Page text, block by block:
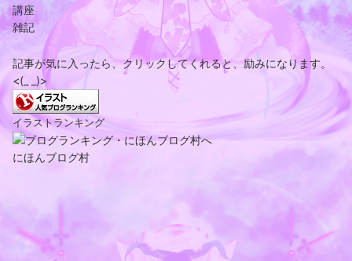
講座
雑記
記事が気に入ったら、クリックしてくれると、励みになります。
<(_ _)>
イラストランキング
にほんブログ村